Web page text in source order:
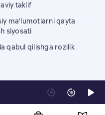
taklif
ma'lumotlarni qayta
siyosati
qabul qilishga rozilik
Ireland